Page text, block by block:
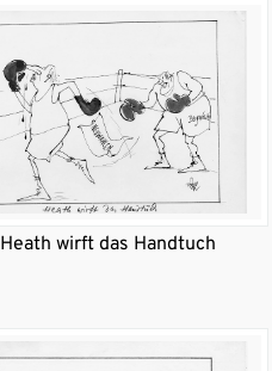
Heath wirft das Handtuch